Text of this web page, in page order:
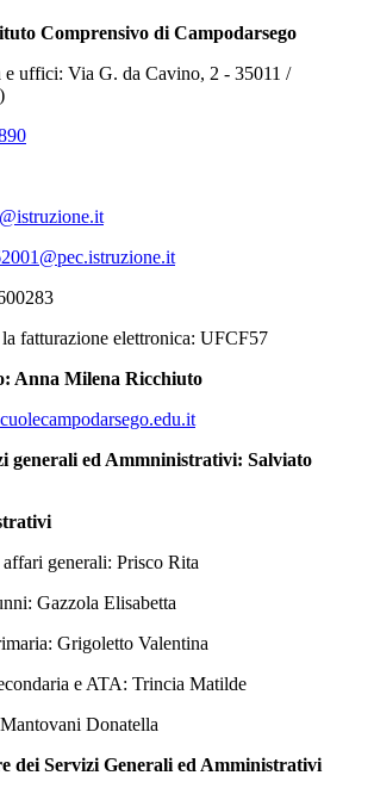
Comprensivo di Campodarsego
e uffici: Via G. da Cavino, 2 - 35011 /
fatturazione elettronica: UFCF57
Anna Milena Ricchiuto
generali ed Ammninistrativi: Salviato
generali: Prisco Rita
Gazzola Elisabetta
Grigoletto Valentina
e ATA: Trincia Matilde
Donatella
dei Servizi Generali ed Amministrativi